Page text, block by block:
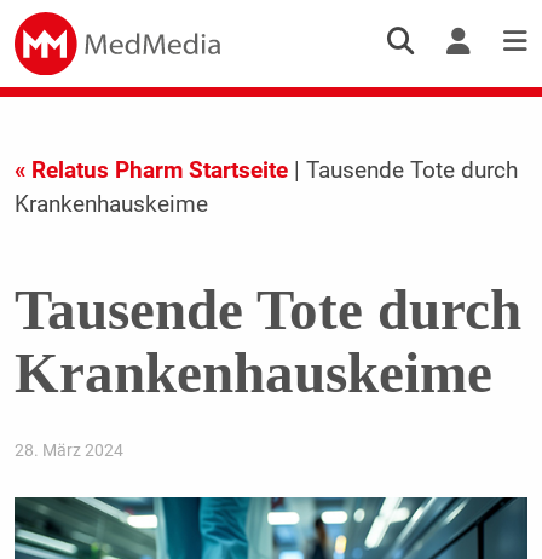
« Relatus Pharm Startseite| Tausende Tote durch
Krankenhauskeime
Tausende Tote durch
Krankenhauskeime
28. März 2024